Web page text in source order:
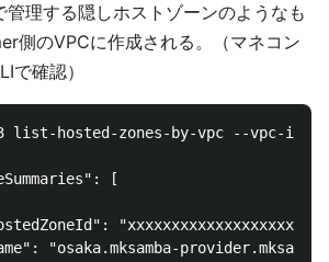
管理する隠しホストゾーンのようなも
側のVPCに作成される。（マネコン
で確認）
list-hosted-zones-by-vpc --vpc-id
[
"osaka.mksamba-